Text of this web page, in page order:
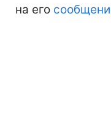
на его